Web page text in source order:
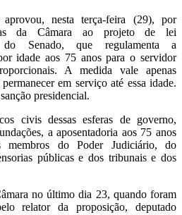
nesta terça-feira (29), por
da Câmara ao projeto de lei
Senado, que regulamenta a
idade aos 75 anos para o servidor
A medida vale apenas
em serviço até essa idade.
presidencial.
civis dessas esferas de governo,
a aposentadoria aos 75 anos
membros do Poder Judiciário, do
públicas e dos tribunais e dos
no último dia 23, quando foram
relator da proposição, deputado